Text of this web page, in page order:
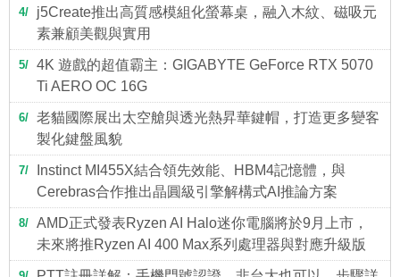
4
j5Create推出高質感模組化螢幕桌，融入木紋、磁吸元
素兼顧美觀與實用
5
4K 遊戲的超值霸主：GIGABYTE GeForce RTX 5070
Ti AERO OC 16G
6
老貓國際展出太空艙與透光熱昇華鍵帽，打造更多變客
製化鍵盤風貌
7
Instinct MI455X結合領先效能、HBM4記憶體，與
Cerebras合作推出晶圓級引擎解構式AI推論方案
8
AMD正式發表Ryzen AI Halo迷你電腦將於9月上市，
未來將推Ryzen AI 400 Max系列處理器與對應升級版